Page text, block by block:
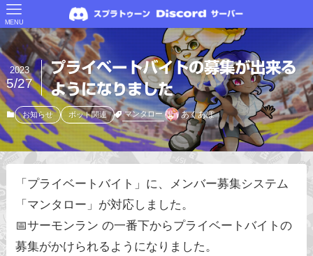
MENU
プライベートバイトの募集が出来る
ようになりました
2023
5/27
お知らせ ボット関連 マンタロー あくあぽ
「プライベートバイト」に、メンバー募集システム
「マンタロー」が対応しました。 ⁠
📅サーモンラン の一番下からプライベートバイトの
募集がかけられるようになりました。